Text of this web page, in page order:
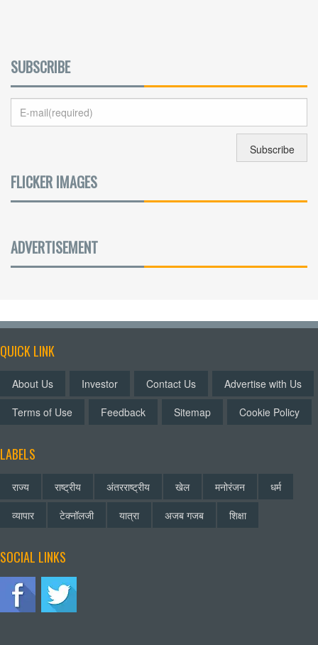
SUBSCRIBE
FLICKER IMAGES
ADVERTISEMENT
QUICK LINK
About Us Investor Contact Us
Advertise with Us
Terms of Use
Feedback Sitemap Cookie Policy
LABELS
राज्य राष्ट्रीय अंतरराष्ट्रीय खेल मनोरंजन
धर्म
व्यापार
टेक्नॉलजी यात्रा अजब गजब शिक्षा
SOCIAL LINKS